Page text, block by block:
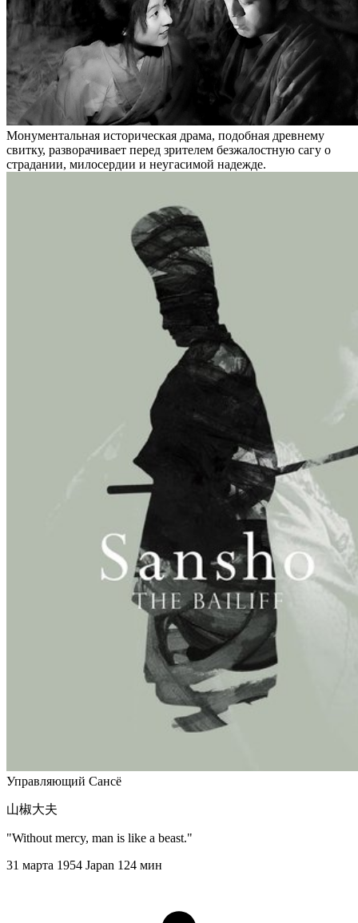
Монументальная историческая драма, подобная древнему
свитку, разворачивает перед зрителем безжалостную сагу о
страдании, милосердии и неугасимой надежде.
Управляющий Сансё
山椒大夫
"Without mercy, man is like a beast."
31 марта 1954 Japan 124 мин